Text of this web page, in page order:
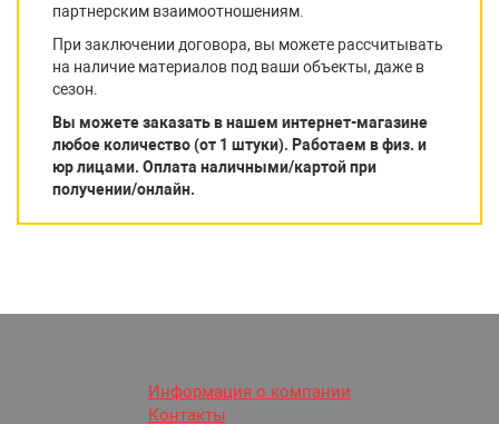
партнерским взаимоотношениям.
При заключении договора, вы можете рассчитывать
на наличие материалов под ваши объекты, даже в
сезон.
Вы можете заказать в нашем интернет-магазине
любое количество (от 1 штуки). Работаем в физ. и
юр лицами. Оплата наличными/картой при
получении/онлайн.
Информация о компании
Контакты